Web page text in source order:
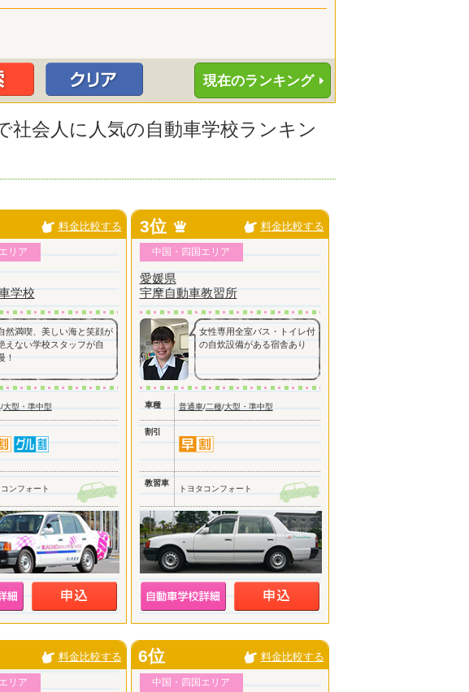
現在のランキング
社会人に人気の自動車学校ランキン
料金比較する
リア
学校
然満喫、美しい海と笑顔が
えない学校スタッフが自
！
/大型・準中型
コンフォート
3位 料金比較する
中国・四国エリア
愛媛県
宇摩自動車教習所
女性専用全室バス・トイレ付
の自炊設備がある宿舎あり
車種 普通車/二種/大型・準中型
割引
教習車
トヨタコンフォート
料金比較する
リア
6位 料金比較する
中国・四国エリア